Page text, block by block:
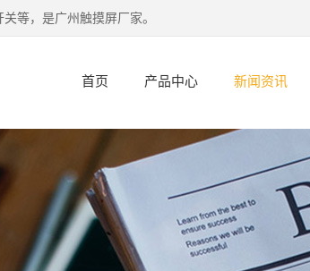
等，是广州触摸屏厂家。
首页 产品中心 新闻资讯